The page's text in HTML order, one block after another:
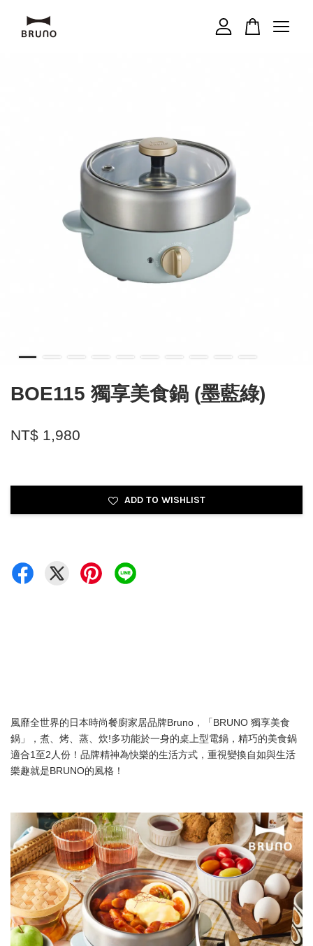
BOE115 獨享美食鍋 (墨藍綠)
NT$ 1,980
ADD TO WISHLIST
風靡全世界的日本時尚餐廚家居品牌Bruno，「BRUNO 獨享美食
鍋」，煮、烤、蒸、炊!多功能於一身的桌上型電鍋，精巧的美食鍋
適合1至2人份！品牌精神為快樂的生活方式，重視變換自如與生活
樂趣就是BRUNO的風格！